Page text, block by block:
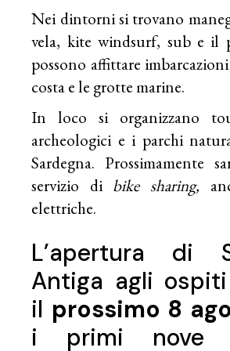
Nei dintorni si trovano
vela, kite windsurf, sub e il
possono affittare
costa e le grotte marine.
In loco si organizzano
archeologici e i parchi
Sardegna. Prossimamente
servizio di bike sharing,
elettriche.
L’apertura di
Antiga agli
il prossimo 8
i primi nove